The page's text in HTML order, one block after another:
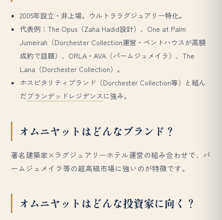
2005年設立・非上場。ウルトララグジュアリー特化。
代表例：The Opus（Zaha Hadid設計）、One at Palm
Jumeirah（Dorchester Collection運営・ペントハウスが高額
成約で話題）、ORLA・AVA（パームジュメイラ）、The
Lana（Dorchester Collection）。
ホスピタリティブランド（Dorchester Collection等）と組ん
だブランデッドレジデンス に強み。
オムニヤットはどんなブランド？
著名建築家×ラグジュアリーホテル運営の組み合わせで、パ
ームジュメイラ等の超高級市場に強いのが特徴です。
オムニヤットはどんな投資家に向く？